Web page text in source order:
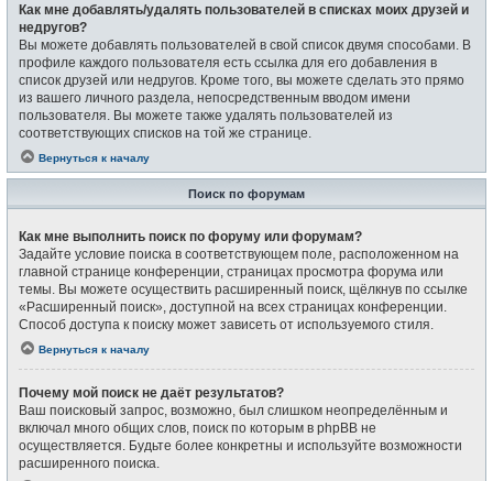
Как мне добавлять/удалять пользователей в списках моих друзей и
недругов?
Вы можете добавлять пользователей в свой список двумя способами. В
профиле каждого пользователя есть ссылка для его добавления в
список друзей или недругов. Кроме того, вы можете сделать это прямо
из вашего личного раздела, непосредственным вводом имени
пользователя. Вы можете также удалять пользователей из
соответствующих списков на той же странице.
Вернуться к началу
Поиск по форумам
Как мне выполнить поиск по форуму или форумам?
Задайте условие поиска в соответствующем поле, расположенном на
главной странице конференции, страницах просмотра форума или
темы. Вы можете осуществить расширенный поиск, щёлкнув по ссылке
«Расширенный поиск», доступной на всех страницах конференции.
Способ доступа к поиску может зависеть от используемого стиля.
Вернуться к началу
Почему мой поиск не даёт результатов?
Ваш поисковый запрос, возможно, был слишком неопределённым и
включал много общих слов, поиск по которым в phpBB не
осуществляется. Будьте более конкретны и используйте возможности
расширенного поиска.